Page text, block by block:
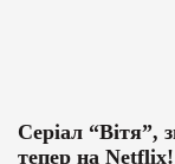
Серіал “Вітя”,
тепер на Netflix!